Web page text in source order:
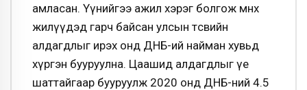
амласан. Үүнийгээ ажил хэрэг болгож өмнөх
жилүүдэд гарч байсан улсын төсвийн
алдагдлыг ирэх онд ДНБ-ий найман хувьд
хүргэн бууруулна. Цаашид алдагдлыг үе
шаттайгаар бууруулж 2020 онд ДНБ-ний 4.5